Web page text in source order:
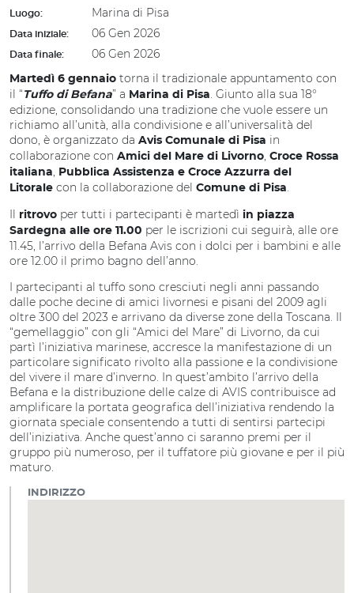
Luogo: Marina di Pisa
Data iniziale: 06 Gen 2026
Data finale: 06 Gen 2026
Martedì 6 gennaio torna il tradizionale appuntamento con
il “ Tuffo di Befana” a Marina di Pisa . Giunto alla sua 18°
edizione, consolidando una tradizione che vuole essere un
richiamo all’unità, alla condivisione e all’universalità del
dono, è organizzato da Avis Comunale di Pisa in
collaborazione con Amici del Mare di Livorno Croce Rossa
italiana
Pubblica Assistenza e Croce Azzurra del
Litorale con la collaborazione del Comune di Pisa
Il ritrovo per tutti i partecipanti è martedì in piazza
Sardegna alle ore 11.00 per le iscrizioni cui seguirà, alle ore
11.45, l’arrivo della Befana Avis con i dolci per i bambini e alle
ore 12.00 il primo bagno dell’anno.
I partecipanti al tuffo sono cresciuti negli anni passando
dalle poche decine di amici livornesi e pisani del 2009 agli
oltre 300 del 2023 e arrivano da diverse zone della Toscana. Il
“gemellaggio” con gli “Amici del Mare” di Livorno, da cui
partì l’iniziativa marinese, accresce la manifestazione di un
particolare significato rivolto alla passione e la condivisione
del vivere il mare d’inverno. In quest’ambito l’arrivo della
Befana e la distribuzione delle calze di AVIS contribuisce ad
amplificare la portata geografica dell’iniziativa rendendo la
giornata speciale consentendo a tutti di sentirsi partecipi
dell’iniziativa. Anche quest’anno ci saranno premi per il
gruppo più numeroso, per il tuffatore più giovane e per il più
maturo.
INDIRIZZO